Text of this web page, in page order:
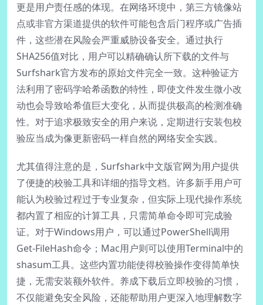
更是用户责任感的体现。在网络环境中，第三方镜像站
点或非官方渠道提供的软件可能包含后门程序或广告插
件，这些潜在风险会严重威胁设备安全。通过执行
SHA256值对比，用户可以精确确认所下载的文件与
Surfshark官方发布的原始文件完全一致。这种验证方
法利用了密码学哈希函数的特性，即使文件发生微小改
动也会导致哈希值巨大变化，从而提供极高的检测准确
性。对于追求极致安全的用户来说，定期进行安装包校
验应当成为像更新密码一样自然的网络安全实践。
尤其值得注意的是，Surfshark中文版官网为用户提供
了便捷的校验工具和详细的指导文档。许多新手用户可
能认为校验过程过于专业复杂，但实际上现代操作系统
都内置了相应的计算工具，只需简单命令即可完成验
证。对于Windows用户，可以通过PowerShell调用
Get-FileHash命令；Mac用户则可以使用Terminal中的
shasum工具。这些内置功能使得校验操作变得简单快
捷，无需安装额外软件。养成下载后立即校验的习惯，
不仅能避免安全风险，还能帮助用户更深入地理解数字